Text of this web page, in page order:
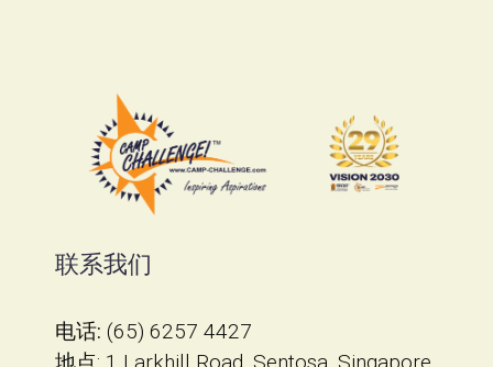
联系我们
电话: (65) 6257 4427